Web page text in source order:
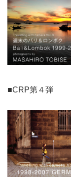
■CRP第４弾